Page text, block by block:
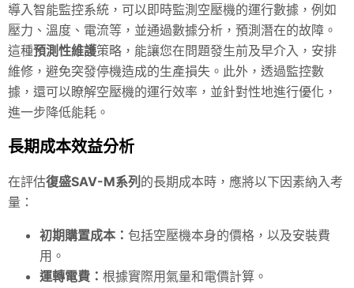
導入智能監控系統，可以即時監測空壓機的運行數據，例如
壓力、溫度、電流等，並通過數據分析，預測潛在的故障。
這種預測性維護策略，能讓您在問題發生前及早介入，安排
維修，避免突發停機造成的生產損失。此外，透過監控數
據，還可以瞭解空壓機的運行效率，並針對性地進行優化，
進一步降低能耗。
長期成本效益分析
在評估復盛SAV-M系列 的長期成本時，應將以下因素納入考
量：
初期購置成本： 包括空壓機本身的價格，以及安裝費
用。
運轉電費： 根據實際用氣量和電價計算。